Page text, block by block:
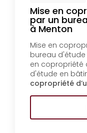
Mise en
par un
à Menton
Mise en
bureau
en copropriété
d'étude en
copropriété